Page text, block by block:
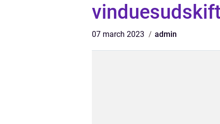
07 march 2023 admin